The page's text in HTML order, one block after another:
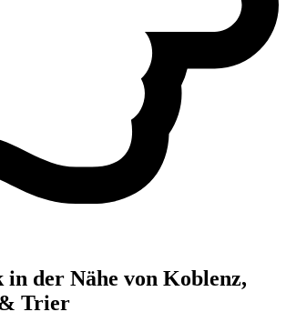
der Nähe von Koblenz,
Trier